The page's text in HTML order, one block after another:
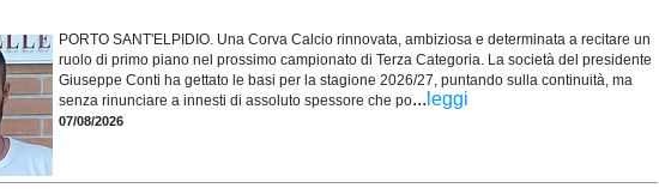
PORTO SANT'ELPIDIO. Una Corva Calcio rinnovata, ambiziosa e determinata a recitare un
ruolo di primo piano nel prossimo campionato di Terza Categoria. La società del presidente
Giuseppe Conti ha gettato le basi per la stagione 2026/27, puntando sulla continuità, ma
senza rinunciare a innesti di assoluto spessore che po... leggi
07/08/2026